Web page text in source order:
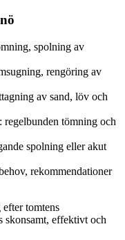
spolning av
rengöring av
av sand, löv och
tömning och
spolning eller akut
rekommendationer
tomtens
skonsamt, effektivt och